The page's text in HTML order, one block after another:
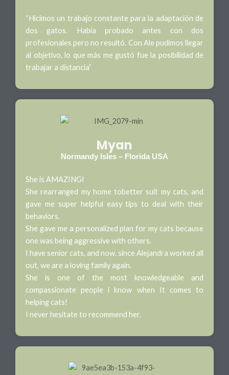
“Hicimos un trabajo constante para la adaptación de
dos gatos. Había probado antes con dos
profesionales pero no resultó. Con Ale pudimos llegar
al objetivo, lo que más me gustó fue la posibilidad de
trabajar a distancia”
Myan
Normandy Isles – Florida USA
She is AMAZINGI
She rearranged my home tobetter suit my cats, and
gave me super helpful easy tips to deal with their
behaviors.
She gave me a personalized plan for my cats because
one was being aggressive with others.
I have senior cats, and now. since Alejandra worked all
out, we are a loving family again.
She is one of the most knowledgeable and
compassionate people i know when It comes to
helping cats!
I never hesitate to recommend her.